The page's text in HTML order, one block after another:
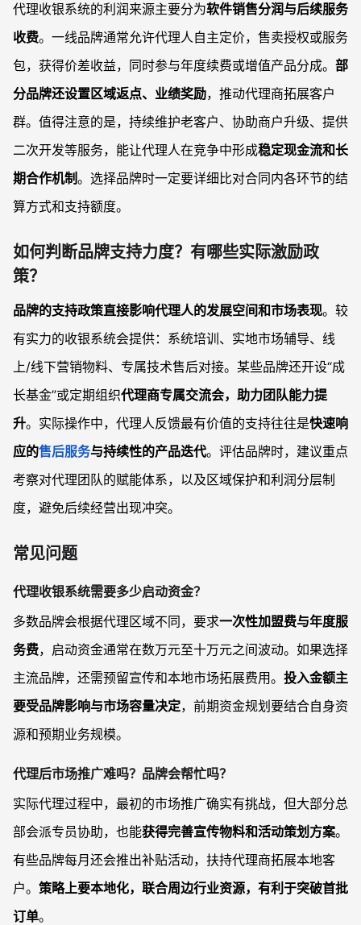
代理收银系统的利润来源主要分为软件销售分润与后续服务
收费。一线品牌通常允许代理人自主定价，售卖授权或服务
包，获得价差收益，同时参与年度续费或增值产品分成。 部
分品牌还设置区域返点、业绩奖励，推动代理商拓展客户
群。值得注意的是，持续维护老客户、协助商户升级、提供
二次开发等服务，能让代理人在竞争中形成稳定现金流和长
期合作机制。选择品牌时一定要详细比对合同内各环节的结
算方式和支持额度。
如何判断品牌支持力度？有哪些实际激励政
策？
品牌的支持政策直接影响代理人的发展空间和市场表现。较
有实力的收银系统会提供：系统培训、实地市场辅导、线
上/线下营销物料、专属技术售后对接。某些品牌还开设“成
长基金”或定期组织代理商专属交流会，助力团队能力提
升。实际操作中，代理人反馈最有价值的支持往往是快速响
应的售后服务与持续性的产品迭代。评估品牌时，建议重点
考察对代理团队的赋能体系，以及区域保护和利润分层制
度，避免后续经营出现冲突。
常见问题
代理收银系统需要多少启动资金？
多数品牌会根据代理区域不同，要求一次性加盟费与年度服
务费，启动资金通常在数万元至十万元之间波动。如果选择
主流品牌，还需预留宣传和本地市场拓展费用。 投入金额主
要受品牌影响与市场容量决定，前期资金规划要结合自身资
源和预期业务规模。
代理后市场推广难吗？品牌会帮忙吗？
实际代理过程中，最初的市场推广确实有挑战，但大部分总
部会派专员协助，也能获得完善宣传物料和活动策划方案。
有些品牌每月还会推出补贴活动，扶持代理商拓展本地客
户。 策略上要本地化，联合周边行业资源，有利于突破首批
订单。